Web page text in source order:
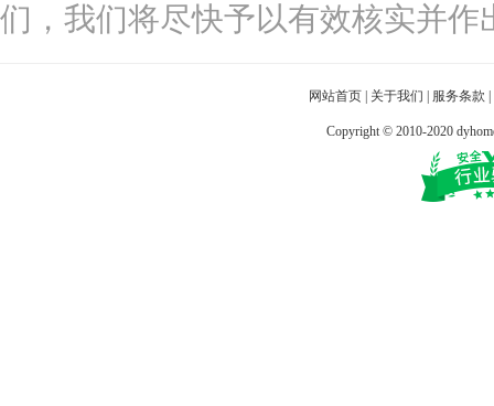
们，我们将尽快予以有效核实并作
网站首页 关于我们 服务条款
Copyright © 2010-2020